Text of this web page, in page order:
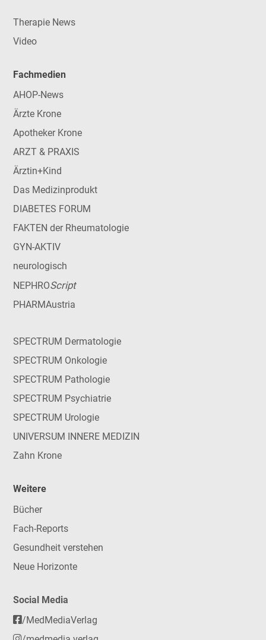
Therapie News
Video
Fachmedien
AHOP-News
Ärzte Krone
Apotheker Krone
ARZT & PRAXIS
Ärztin+Kind
Das Medizinprodukt
DIABETES FORUM
FAKTEN der Rheumatologie
GYN-AKTIV
neurologisch
NEPHROScript
PHARMAustria
SPECTRUM Dermatologie
SPECTRUM Onkologie
SPECTRUM Pathologie
SPECTRUM Psychiatrie
SPECTRUM Urologie
UNIVERSUM INNERE MEDIZIN
Zahn Krone
Weitere
Bücher
Fach-Reports
Gesundheit verstehen
Neue Horizonte
Social Media
/MedMediaVerlag